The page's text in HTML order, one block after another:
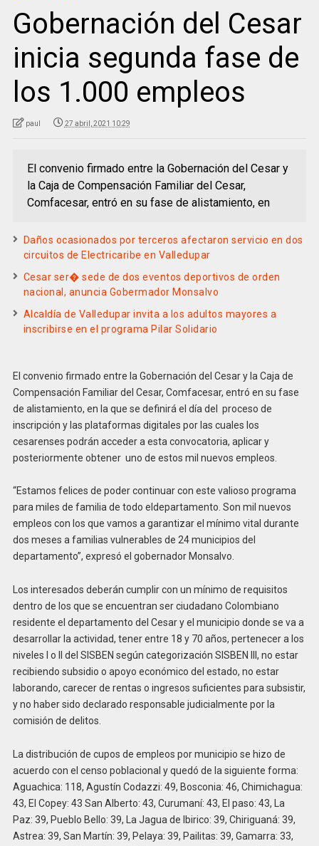
Gobernación del Cesar
inicia segunda fase de
los 1.000 empleos
paul 27 abril, 2021 10:29
El convenio firmado entre la Gobernación del Cesar y
la Caja de Compensación Familiar del Cesar,
Comfacesar, entró en su fase de alistamiento, en
Daños ocasionados por terceros afectaron servicio en dos
circuitos de Electricaribe en Valledupar
Cesar ser� sede de dos eventos deportivos de orden
nacional, anuncia Gobermador Monsalvo
Alcaldía de Valledupar invita a los adultos mayores a
inscribirse en el programa Pilar Solidario
El convenio firmado entre la Gobernación del Cesar y la Caja de
Compensación Familiar del Cesar, Comfacesar, entró en su fase
de alistamiento, en la que se definirá el día del proceso de
inscripción y las plataformas digitales por las cuales los
cesarenses podrán acceder a esta convocatoria, aplicar y
posteriormente obtener uno de estos mil nuevos empleos.
“Estamos felices de poder continuar con este valioso programa
para miles de familia de todo eldepartamento. Son mil nuevos
empleos con los que vamos a garantizar el mínimo vital durante
dos meses a familias vulnerables de 24 municipios del
departamento”, expresó el gobernador Monsalvo.
Los interesados deberán cumplir con un mínimo de requisitos
dentro de los que se encuentran ser ciudadano Colombiano
residente el departamento del Cesar y el municipio donde se va a
desarrollar la actividad, tener entre 18 y 70 años, pertenecer a los
niveles I o II del SISBEN según categorización SISBEN III, no estar
recibiendo subsidio o apoyo económico del estado, no estar
laborando, carecer de rentas o ingresos suficientes para subsistir,
y no haber sido declarado responsable judicialmente por la
comisión de delitos.
La distribución de cupos de empleos por municipio se hizo de
acuerdo con el censo poblacional y quedó de la siguiente forma:
Aguachica: 118, Agustín Codazzi: 49, Bosconia: 46, Chimichagua:
43, El Copey: 43 San Alberto: 43, Curumaní: 43, El paso: 43, La
Paz: 39, Pueblo Bello: 39, La Jagua de Ibirico: 39, Chiriguaná: 39,
Astrea: 39, San Martín: 39, Pelaya: 39, Pailitas: 39, Gamarra: 33,